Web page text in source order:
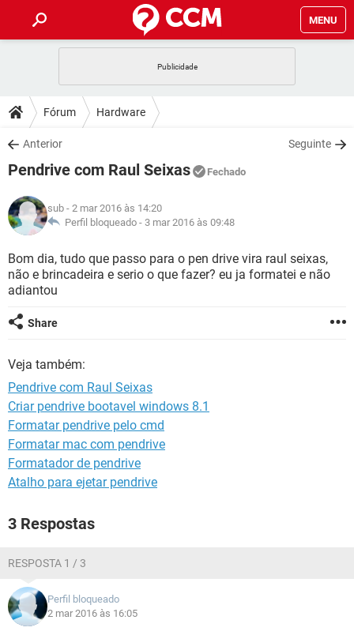
MENU
CELULAR
OUTLOOK
INSTAGRAM GMAIL
GUIA DE COMPRAS
DICAS
JOGOS
INSTAGRAM
GUIA DE COMPRAS
DOWNLOADS
JOGOS WHATSAPP
CELULAR
OUTLOOK EXCEL
INSTAGRAM GMAIL
GUIA DE COMPRAS
JOGOS
CELULAR
OUTLOOK EXCEL
INSTAGRAM
GUIA DE COMPRAS
GLOSSÁRIO
JOGOS WHATSAPP
CELULAR FACEBOOK
INSTAGRAM
GUIA DE COMPRAS
Fórum Hardware
Anterior Seguinte
Pendrive com Raul Seixas Fechado
sub - 2 mar 2016 às 14:20
Perfil bloqueado - 3 mar 2016 às 09:48
Bom dia, tudo que passo para o pen drive vira raul seixas,
não e brincadeira e serio o que fazer? eu ja formatei e não
adiantou
Share
Veja também:
Pendrive com Raul Seixas
Criar pendrive bootavel windows 8.1
Formatar pendrive pelo cmd
Formatar mac com pendrive
Formatador de pendrive
Atalho para ejetar pendrive
3 Respostas
RESPOSTA 1 / 3
Perfil bloqueado
2 mar 2016 às 16:05